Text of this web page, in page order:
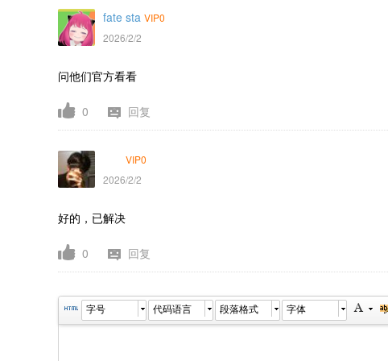
fate sta VIP0
2026/2/2
问他们官方看看
0 回复
VIP0
2026/2/2
好的，已解决
0 回复
字号 代码语言 段落格式 字体